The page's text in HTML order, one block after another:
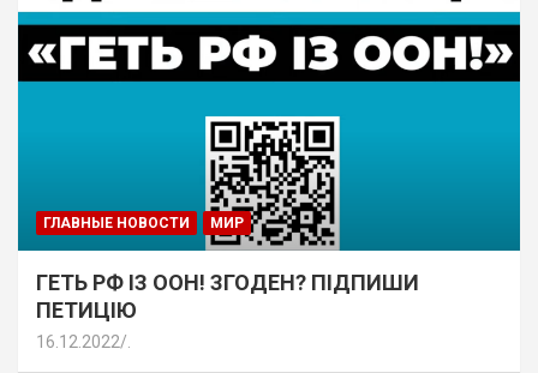
ГЛАВНЫЕ НОВОСТИ МИР
ГЕТЬ РФ ІЗ ООН! ЗГОДЕН? ПІДПИШИ
ПЕТИЦІЮ
16.12.2022